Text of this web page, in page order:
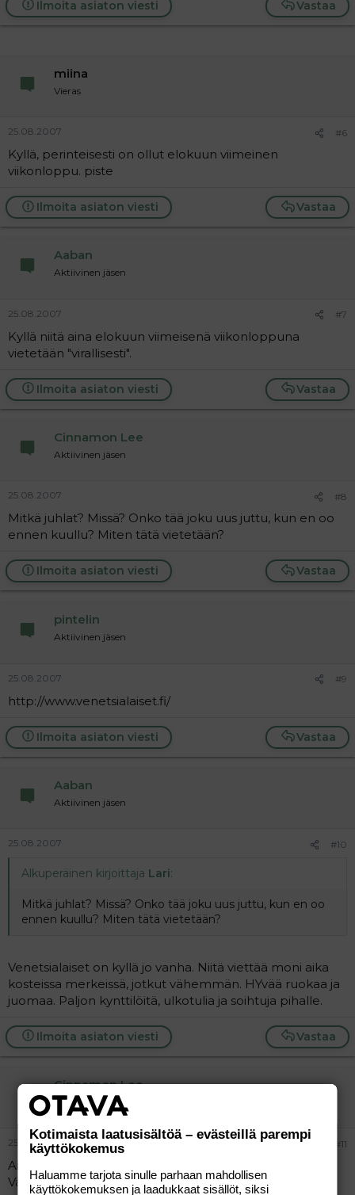
Vastaa
Ilmoita asiaton viesti
miina
Vieras
25.08.2007 #6
Kyllä, perinteisesti on ollut elokuun viimeinen
viikonloppu. piste
Vastaa
Ilmoita asiaton viesti
Aaban
Aktiivinen jäsen
25.08.2007 #7
Kyllä niitä aina elokuun viimeisenä viikonloppuna
vietetään "virallisesti".
Vastaa
Ilmoita asiaton viesti
Cinnamon Lee
Aktiivinen jäsen
25.08.2007 #8
Mitkä juhlat? Missä? Onko tää joku uus juttu, kun en oo
ennen kuullu? Miten tätä vietetään?
Vastaa
Ilmoita asiaton viesti
pintelin
Aktiivinen jäsen
25.08.2007 #9
http://www.venetsialaiset.fi/
Vastaa
Ilmoita asiaton viesti
Aaban
Aktiivinen jäsen
25.08.2007 #10
Alkuperäinen kirjoittaja Lari:
Mitkä juhlat? Missä? Onko tää joku uus juttu, kun en oo
ennen kuullu? Miten tätä vietetään?
Venetsialaiset on kyllä jo vanha. Niitä viettää moni aika
kosteissa merkeissä, jotkut vähemmän. HYvää ruokaa ja
juomaa. Paljon kynttilöitä, ulkotulia ja soihtuja pihalle.
Vastaa
Ilmoita asiaton viesti
Cinnamon Lee
Aktiivinen jäsen
25.08.2007 #11
Ai, kun kiva!
Vähän niinkun meillä rapujuhlat.
Kotimaista laatusisältöä – evästeillä parempi
käyttökokemus
Haluamme tarjota sinulle parhaan mahdollisen
käyttökokemuksen ja laadukkaat sisällöt, siksi